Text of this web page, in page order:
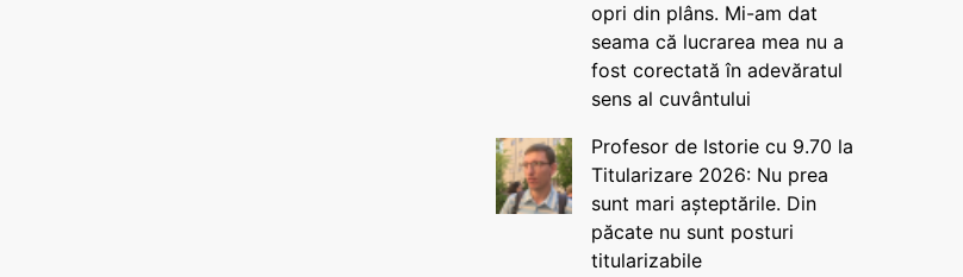
opri din plâns. Mi-am dat
seama că lucrarea mea nu a
fost corectată în adevăratul
sens al cuvântului
Profesor de Istorie cu 9.70 la
Titularizare 2026: Nu prea
sunt mari așteptările. Din
păcate nu sunt posturi
titularizabile